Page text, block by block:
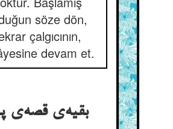
söze dön,
çalgıcının,
devam et.
بقیه‌‌ی قصه‌‌ی